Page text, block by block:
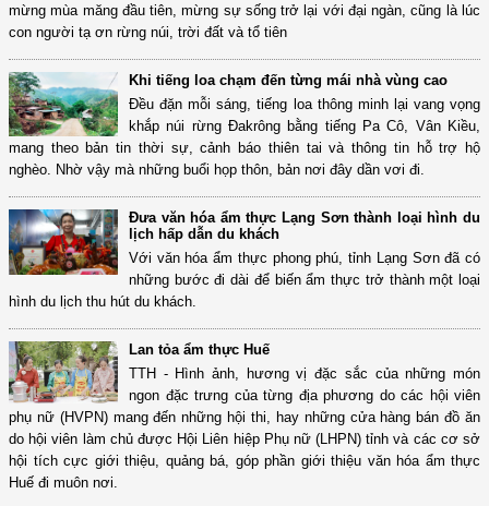
mừng mùa măng đầu tiên, mừng sự sống trở lại với đại ngàn, cũng là lúc
con người tạ ơn rừng núi, trời đất và tổ tiên
Khi tiếng loa chạm đến từng mái nhà vùng cao
Đều đặn mỗi sáng, tiếng loa thông minh lại vang vọng
khắp núi rừng Đakrông bằng tiếng Pa Cô, Vân Kiều,
mang theo bản tin thời sự, cảnh báo thiên tai và thông tin hỗ trợ hộ
nghèo. Nhờ vậy mà những buổi họp thôn, bản nơi đây dần vơi đi.
Đưa văn hóa ẩm thực Lạng Sơn thành loại hình du
lịch hấp dẫn du khách
Với văn hóa ẩm thực phong phú, tỉnh Lạng Sơn đã có
những bước đi dài để biến ẩm thực trở thành một loại
hình du lịch thu hút du khách.
Lan tỏa ẩm thực Huế
TTH - Hình ảnh, hương vị đặc sắc của những món
ngon đặc trưng của từng địa phương do các hội viên
phụ nữ (HVPN) mang đến những hội thi, hay những cửa hàng bán đồ ăn
do hội viên làm chủ được Hội Liên hiệp Phụ nữ (LHPN) tỉnh và các cơ sở
hội tích cực giới thiệu, quảng bá, góp phần giới thiệu văn hóa ẩm thực
Huế đi muôn nơi.